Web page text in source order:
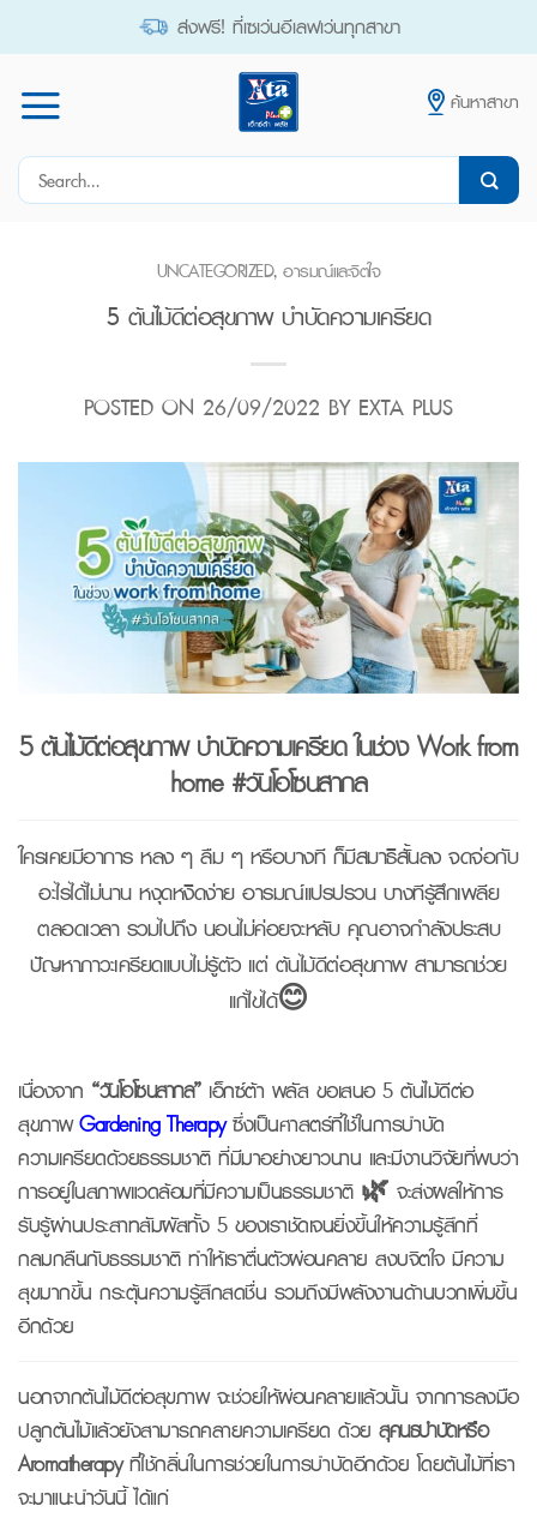
ส่งฟรี! ที่เซเว่นอีเลฟเว่นทุกสาขา
ค้นหาสาขา
Search
UNCATEGORIZED,อารมณ์และจิตใจ
5 ต้นไม้ดีต่อสุขภาพ บำบัดความเครียด
POSTED ON 26/09/2022 BY EXTA PLUS
5 ต้นไม้ดีต่อสุขภาพ บำบัดความเครียด ในช่วง Work from
home #วันโอโซนสากล
ใครเคยมีอาการ หลง ๆ ลืม ๆ หรือบางที ก็มีสมาธิสั้นลง จดจ่อกับ
อะไรได้ไม่นาน หงุดหงิดง่าย อารมณ์แปรปรวน บางทีรู้สึกเพลีย
ตลอดเวลา รวมไปถึง นอนไม่ค่อยจะหลับ คุณอาจกำลังประสบ
ปัญหาภาวะเครียดแบบไม่รู้ตัว แต่ ต้นไม้ดีต่อสุขภาพ สามารถช่วย
แก้ไขได้😊
เนื่องจาก “วันโอโซนสากล”เอ็กซ์ต้า พลัส ขอเสนอ 5 ต้นไม้ดีต่อ
สุขภาพGardening Therapyซึ่งเป็นศาสตร์ที่ใช้ในการบำบัด
ความเครียดด้วยธรรมชาติ ที่มีมาอย่างยาวนาน และมีงานวิจัยที่พบว่า
การอยู่ในสภาพแวดล้อมที่มีความเป็นธรรมชาติ 🌿 จะส่งผลให้การ
รับรู้ผ่านประสาทสัมผัสทั้ง 5 ของเราชัดเจนยิ่งขึ้นให้ความรู้สึกที่
กลมกลืนกับธรรมชาติ ทำให้เราตื่นตัวผ่อนคลาย สงบจิตใจ มีความ
สุขมากขึ้น กระตุ้นความรู้สึกสดชื่น รวมถึงมีพลังงานด้านบวกเพิ่มขึ้น
อีกด้วย
นอกจากต้นไม้ดีต่อสุขภาพ จะช่วยให้ผ่อนคลายแล้วนั้น จากการลงมือ
ปลูกต้นไม้แล้วยังสามารถคลายความเครียด ด้วย สุคนธบำบัดหรือ
Aromatherapyที่ใช้กลิ่นในการช่วยในการบำบัดอีกด้วย โดยต้นไม้ที่เรา
จะมาแนะนำวันนี้ ได้แก่